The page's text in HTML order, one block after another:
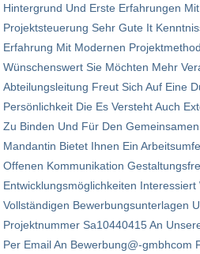
Hintergrund Und Erste Erfahrungen
Projektsteuerung Sehr Gute It
Erfahrung Mit Modernen
Wünschenswert Sie Möchten Mehr
Abteilungsleitung Freut Sich Auf Eine
Persönlichkeit Die Es Versteht Auch
Zu Binden Und Für Den
Mandantin Bietet Ihnen Ein
Offenen Kommunikation
Entwicklungsmöglichkeiten
Vollständigen Bewerbungsunterlagen
Projektnummer Sa10440415 An
Per Email An Bewerbung@-gmbhcom